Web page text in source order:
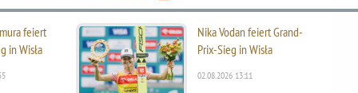
feiert
in Wisła
Nika Vodan feiert Grand-
Prix-Sieg in Wisła
02.08.2026 13:11